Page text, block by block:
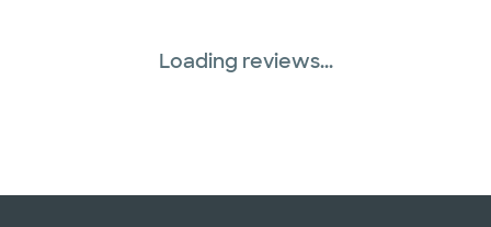
Loading reviews...